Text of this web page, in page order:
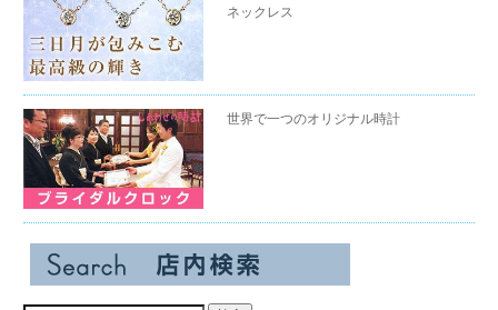
ネックレス
世界で一つのオリジナル時計